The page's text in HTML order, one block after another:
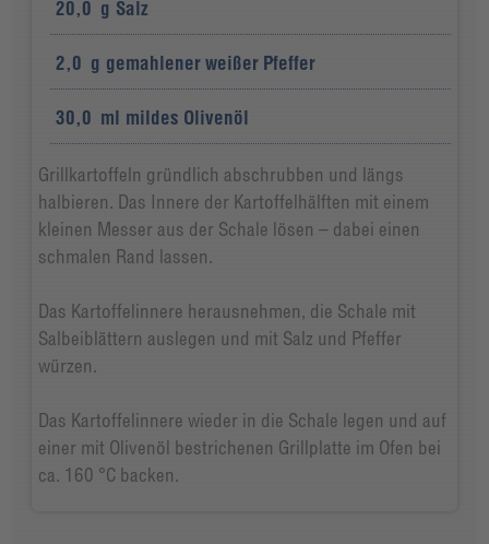
20,0 g Salz
2,0 g gemahlener weißer Pfeffer
30,0 ml mildes Olivenöl
Grillkartoffeln gründlich abschrubben und längs
halbieren. Das Innere der Kartoffelhälften mit einem
kleinen Messer aus der Schale lösen – dabei einen
schmalen Rand lassen.
Das Kartoffelinnere herausnehmen, die Schale mit
Salbeiblättern auslegen und mit Salz und Pfeffer
würzen.
Das Kartoffelinnere wieder in die Schale legen und auf
einer mit Olivenöl bestrichenen Grillplatte im Ofen bei
ca. 160 °C backen.